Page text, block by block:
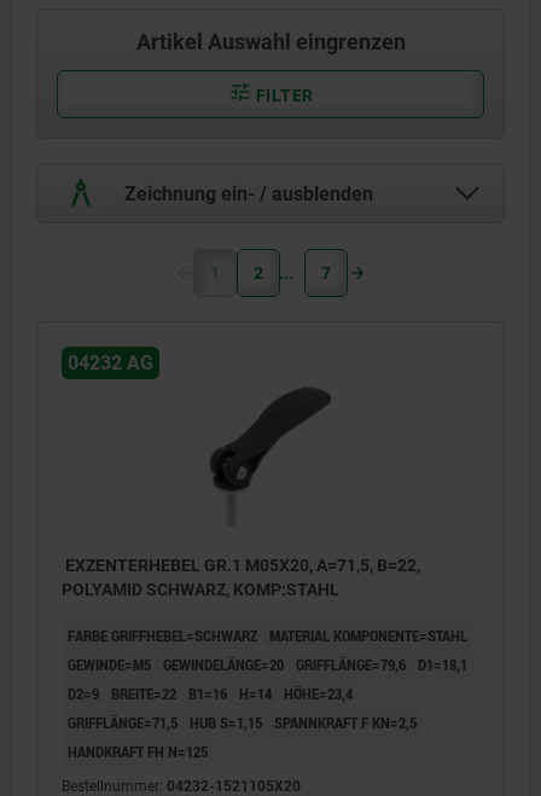
Artikel Auswahl eingrenzen
FILTER
Zeichnung ein- / ausblenden
1 2 7
04232 AG
EXZENTERHEBEL GR.1 M05X20, A=71,5, B=22,
POLYAMID SCHWARZ, KOMP:STAHL
FARBE GRIFFHEBEL=SCHWARZ
MATERIAL KOMPONENTE=STAHL
GEWINDE=M5
GEWINDELÄNGE=20 GRIFFLÄNGE=79,6
D1=18,1
D2=9
BREITE=22 B1=16 H=14
HÖHE=23,4
GRIFFLÄNGE=71,5
HUB S=1,15
SPANNKRAFT F KN=2,5
HANDKRAFT FH N=125
Bestellnummer: 04232-1521105X20